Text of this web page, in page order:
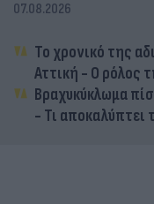
07.08.2026
Το χρονικό της
Αττική - Ο ρόλος
Βραχυκύκλωμα
- Τι αποκαλύπτει